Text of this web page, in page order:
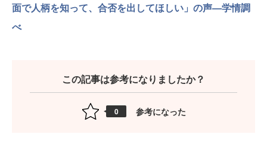
面で人柄を知って、合否を出してほしい」の声—学情調
べ
この記事は参考になりましたか？
0 参考になった